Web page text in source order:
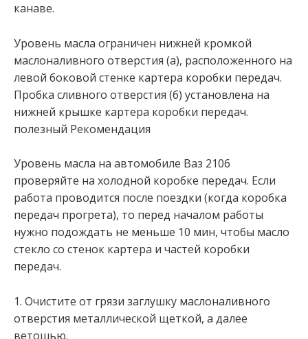
канаве.
Уровень масла ограничен нижней кромкой
маслоналивного отверстия (а), расположенного на
левой боковой стенке картера коробки передач.
Пробка сливного отверстия (б) установлена на
нижней крышке картера коробки передач.
полезный Рекомендация
Уровень масла на автомобиле Ваз 2106
проверяйте на холодной коробке передач. Если
работа проводится после поездки (когда коробка
передач прогрета), то перед началом работы
нужно подождать не меньше 10 мин, чтобы масло
стекло со стенок картера и частей коробки
передач.
1. Очистите от грязи заглушку маслоналивного
отверстия металлической щеткой, а далее
ветошью.